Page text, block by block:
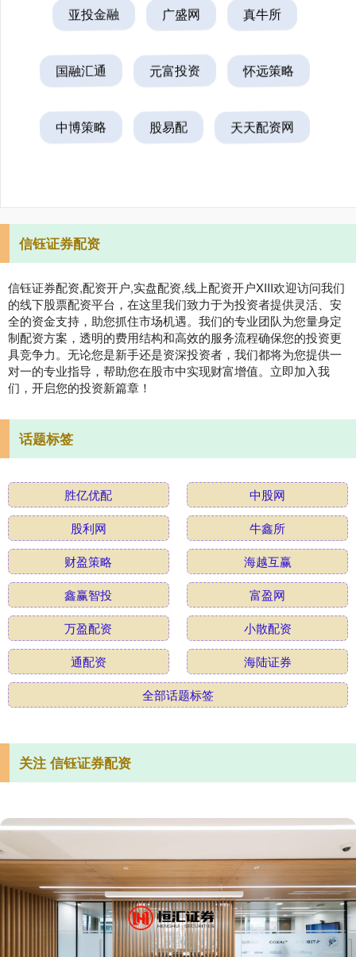
亚投金融 广盛网 真牛所
国融汇通 元富投资 怀远策略
中博策略 股易配 天天配资网
信钰证券配资
信钰证券配资,配资开户,实盘配资,线上配资开户XIII‌欢迎访问我们
的线下股票配资平台，在这里我们致力于为投资者提供灵活、安
全的资金支持，助您抓住市场机遇。我们的专业团队为您量身定
制配资方案，透明的费用结构和高效的服务流程确保您的投资更
具竞争力。无论您是新手还是资深投资者，我们都将为您提供一
对一的专业指导，帮助您在股市中实现财富增值。立即加入我
们，开启您的投资新篇章！
话题标签
胜亿优配
中股网
股利网
牛鑫所
财盈策略
海越互赢
鑫赢智投
富盈网
万盈配资
小散配资
通配资
海陆证券
全部话题标签
关注 信钰证券配资